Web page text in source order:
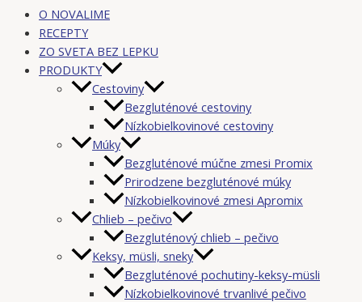
O NOVALIME
RECEPTY
ZO SVETA BEZ LEPKU
PRODUKTY
Cestoviny
Bezgluténové cestoviny
Nízkobielkovinové cestoviny
Múky
Bezgluténové múčne zmesi Promix
Prirodzene bezgluténové múky
Nízkobielkovinové zmesi Apromix
Chlieb – pečivo
Bezgluténový chlieb – pečivo
Keksy, müsli, sneky
Bezgluténové pochutiny-keksy-müsli
Nízkobielkovinové trvanlivé pečivo